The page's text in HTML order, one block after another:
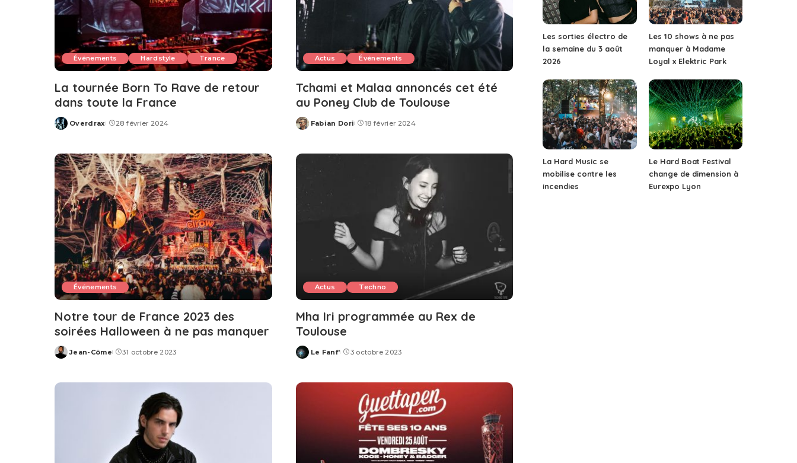
Événements Hardstyle Trance
La tournée Born To Rave de retour
dans toute la France
Posted
Overdrax 28 février 2024
Actus Événements
Tchami et Malaa annoncés cet été
au Poney Club de Toulouse
Posted
Fabian Dori 18 février 2024
Événements
Notre tour de France 2023 des
soirées Halloween à ne pas manquer
Posted
Jean-Côme 31 octobre 2023
Actus Techno
Mha Iri programmée au Rex de
Toulouse
Posted
Le Fanf' 3 octobre 2023
Les sorties électro de
la semaine du 3 août
2026
Les 10 shows à ne pas
manquer à Madame
Loyal x Elektric Park
La Hard Music se
mobilise contre les
incendies
Le Hard Boat Festival
change de dimension à
Eurexpo Lyon